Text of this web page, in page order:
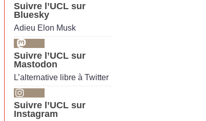
Suivre l’UCL sur
Bluesky
Adieu Elon Musk
Suivre l’UCL sur
Mastodon
L’alternative libre à Twitter
Suivre l’UCL sur
Instagram